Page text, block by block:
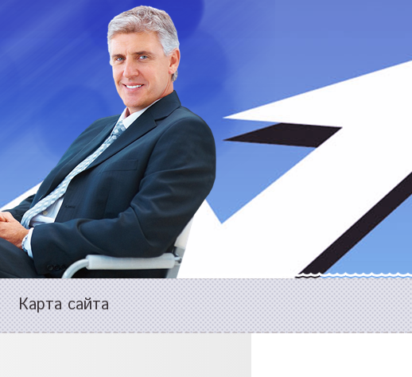
Карта сайта